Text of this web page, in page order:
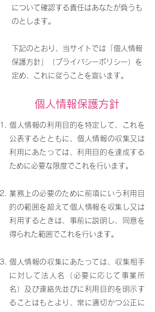
について確認する責任はあなたが負うも
のとします。
下記のとおり、当サイトでは「個人情報
保護方針」（プライバシーポリシー）を
定め、これに従うことを宣います。
個人情報保護方針
個人情報の利用目的を特定して、これを
公表するとともに、個人情報の収集又は
利用にあたっては、利用目的を達成する
ために必要な限度でこれを行います。
業務上の必要のために前項にいう利用目
的の範囲を超えて個人情報を収集し又は
利用するときは、事前に説明し、同意を
得られた範囲でこれを行います。
個人情報の収集にあたっては、収集相手
に対して法人名（必要に応じて事業所
名）及び連絡先並びに利用目的を明示す
ることはもとより、常に適切かつ公正に